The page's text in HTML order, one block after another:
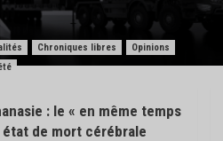
Chroniques libres
Opinions
: le « en même temps
état de mort cérébrale